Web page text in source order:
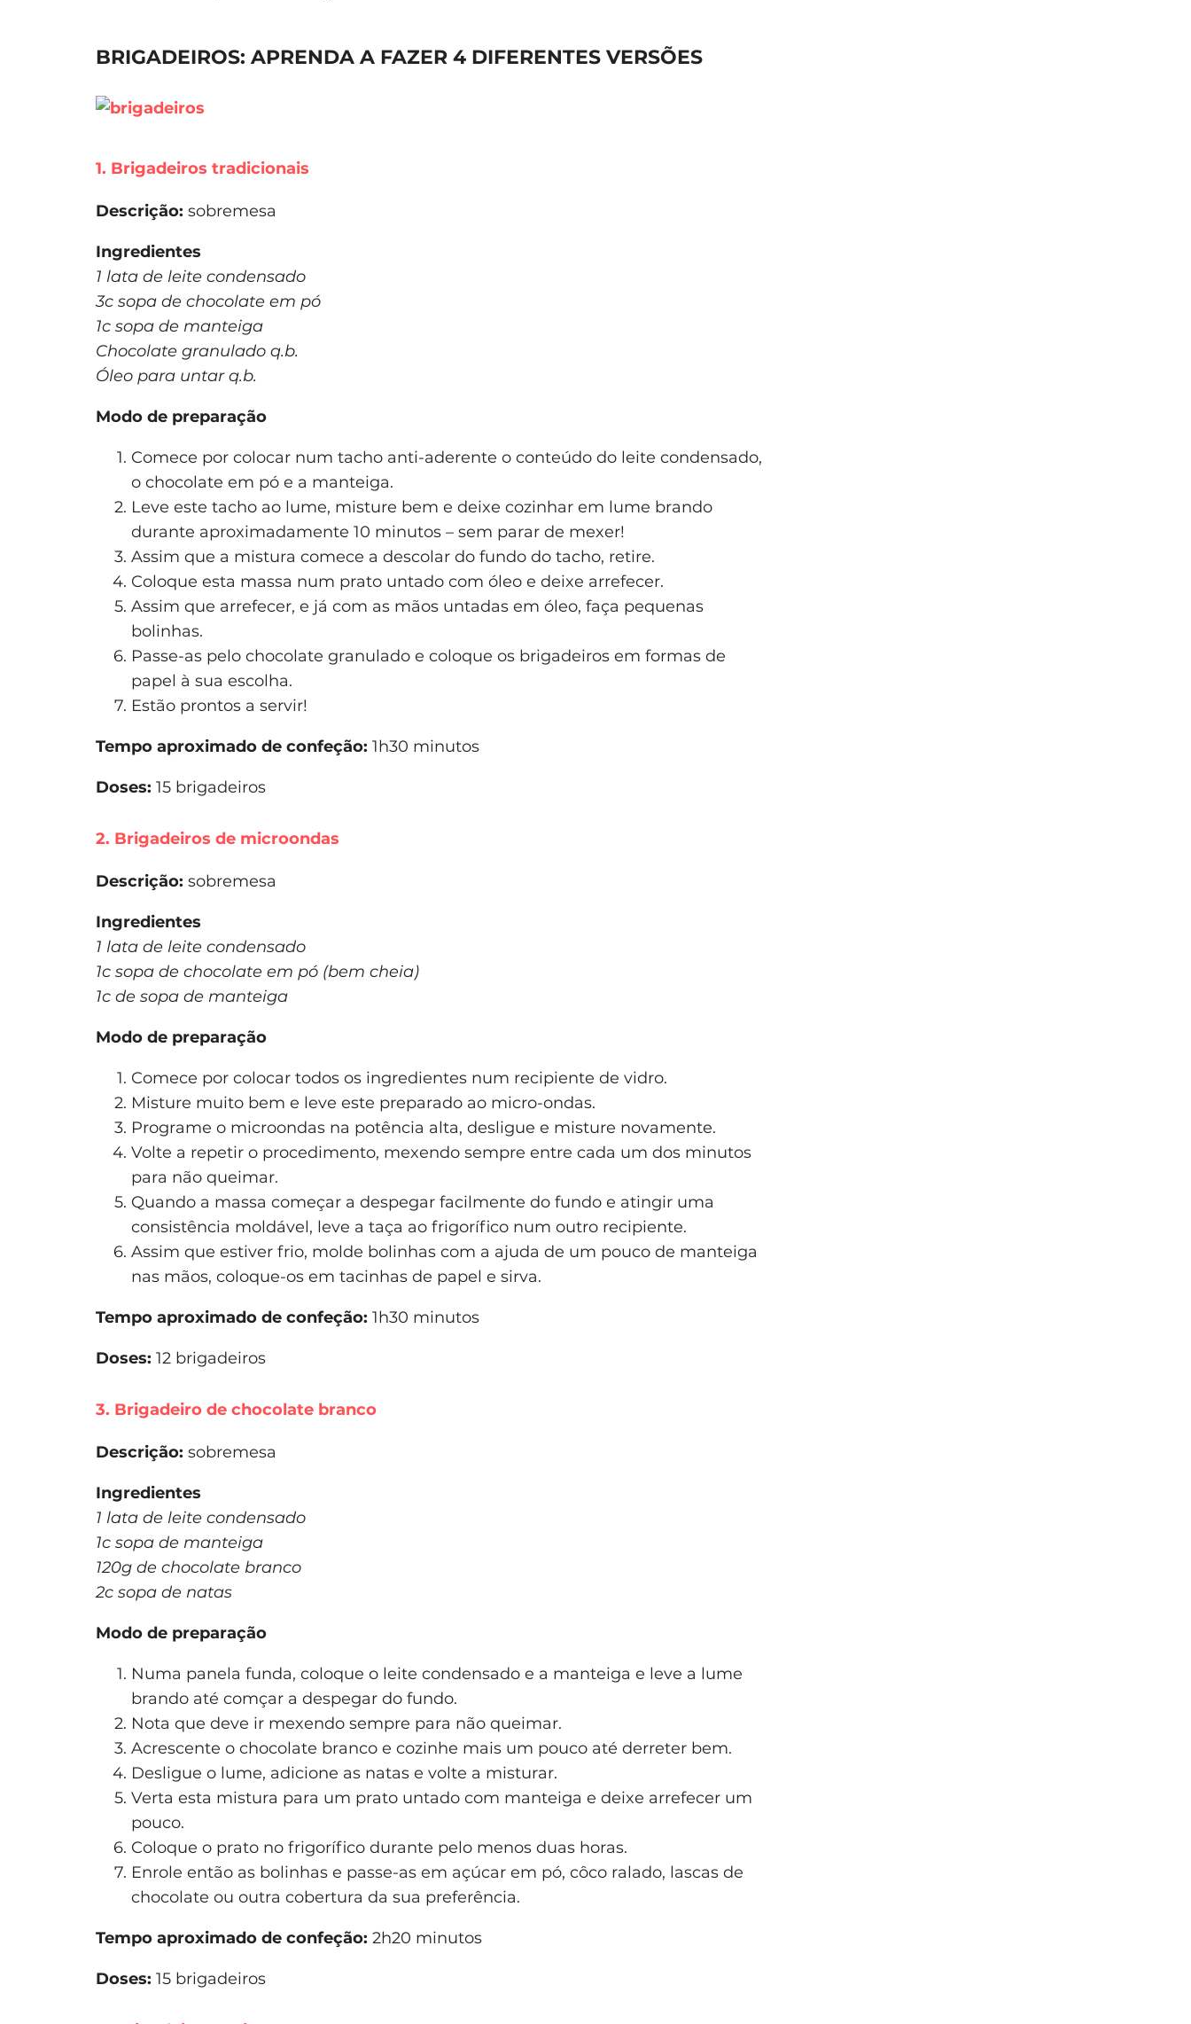
BRIGADEIROS: APRENDA A FAZER 4 DIFERENTES VERSÕES
1. Brigadeiros tradicionais
Descrição: sobremesa
Ingredientes
1 lata de leite condensado
3c sopa de chocolate em pó
1c sopa de manteiga
Chocolate granulado q.b.
Óleo para untar q.b.
Modo de preparação
Comece por colocar num tacho anti-aderente o conteúdo do leite condensado,
o chocolate em pó e a manteiga.
Leve este tacho ao lume, misture bem e deixe cozinhar em lume brando
durante aproximadamente 10 minutos – sem parar de mexer!
Assim que a mistura comece a descolar do fundo do tacho, retire.
Coloque esta massa num prato untado com óleo e deixe arrefecer.
Assim que arrefecer, e já com as mãos untadas em óleo, faça pequenas
bolinhas.
Passe-as pelo chocolate granulado e coloque os brigadeiros em formas de
papel à sua escolha.
Estão prontos a servir!
Tempo aproximado de confeção: 1h30 minutos
Doses: 15 brigadeiros
2. Brigadeiros de microondas
Descrição: sobremesa
Ingredientes
1 lata de leite condensado
1c sopa de chocolate em pó (bem cheia)
1c de sopa de manteiga
Modo de preparação
Comece por colocar todos os ingredientes num recipiente de vidro.
Misture muito bem e leve este preparado ao micro-ondas.
Programe o microondas na potência alta, desligue e misture novamente.
Volte a repetir o procedimento, mexendo sempre entre cada um dos minutos
para não queimar.
Quando a massa começar a despegar facilmente do fundo e atingir uma
consistência moldável, leve a taça ao frigorífico num outro recipiente.
Assim que estiver frio, molde bolinhas com a ajuda de um pouco de manteiga
nas mãos, coloque-os em tacinhas de papel e sirva.
Tempo aproximado de confeção: 1h30 minutos
Doses: 12 brigadeiros
3. Brigadeiro de chocolate branco
Descrição: sobremesa
Ingredientes
1 lata de leite condensado
1c sopa de manteiga
120g de chocolate branco
2c sopa de natas
Modo de preparação
Numa panela funda, coloque o leite condensado e a manteiga e leve a lume
brando até comçar a despegar do fundo.
Nota que deve ir mexendo sempre para não queimar.
Acrescente o chocolate branco e cozinhe mais um pouco até derreter bem.
Desligue o lume, adicione as natas e volte a misturar.
Verta esta mistura para um prato untado com manteiga e deixe arrefecer um
pouco.
Coloque o prato no frigorífico durante pelo menos duas horas.
Enrole então as bolinhas e passe-as em açúcar em pó, côco ralado, lascas de
chocolate ou outra cobertura da sua preferência.
Tempo aproximado de confeção: 2h20 minutos
Doses: 15 brigadeiros